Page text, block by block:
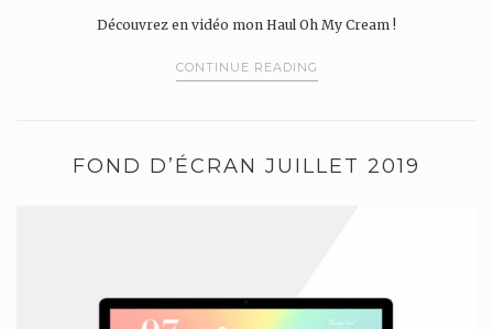
Découvrez en vidéo mon Haul Oh My Cream !
CONTINUE READING
FOND D’ÉCRAN JUILLET 2019